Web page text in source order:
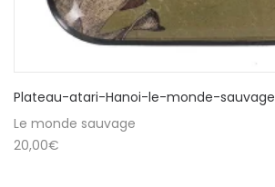
Plateau-atari-Hanoi-le-monde-sauvage
Le monde sauvage
20,00€